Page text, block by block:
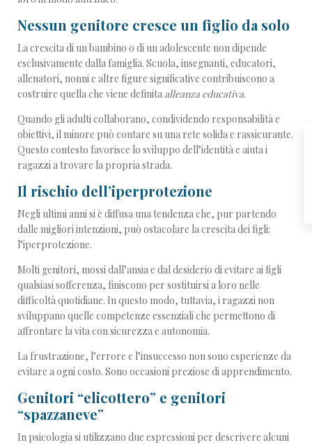
Nessun genitore cresce un figlio da solo
La crescita di un bambino o di un adolescente non dipende
esclusivamente dalla famiglia. Scuola, insegnanti, educatori,
allenatori, nonni e altre figure significative contribuiscono a
costruire quella che viene definita alleanza educativa.
Quando gli adulti collaborano, condividendo responsabilità e
obiettivi, il minore può contare su una rete solida e rassicurante.
Questo contesto favorisce lo sviluppo dell’identità e aiuta i
ragazzi a trovare la propria strada.
Il rischio dell’iperprotezione
Negli ultimi anni si è diffusa una tendenza che, pur partendo
dalle migliori intenzioni, può ostacolare la crescita dei figli:
l’iperprotezione.
Molti genitori, mossi dall’ansia e dal desiderio di evitare ai figli
qualsiasi sofferenza, finiscono per sostituirsi a loro nelle
difficoltà quotidiane. In questo modo, tuttavia, i ragazzi non
sviluppano quelle competenze essenziali che permettono di
affrontare la vita con sicurezza e autonomia.
La frustrazione, l’errore e l’insuccesso non sono esperienze da
evitare a ogni costo. Sono occasioni preziose di apprendimento.
Genitori “elicottero” e genitori
“spazzaneve”
In psicologia si utilizzano due espressioni per descrivere alcuni